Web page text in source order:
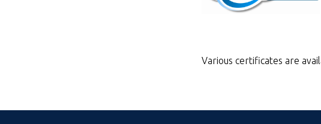
Various certificates are